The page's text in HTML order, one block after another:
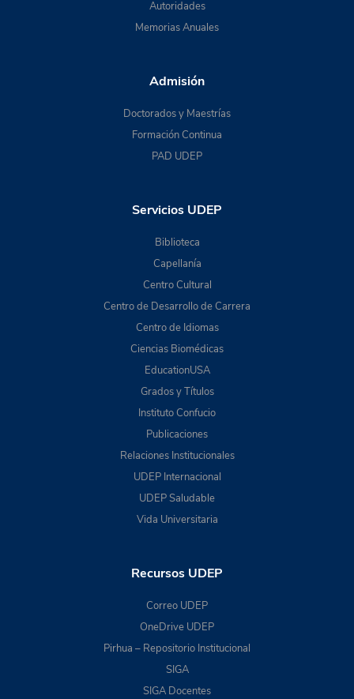
Autoridades
Memorias Anuales
Admisión
Doctorados y Maestrías
Formación Continua
PAD UDEP
Servicios UDEP
Biblioteca
Capellanía
Centro Cultural
Centro de Desarrollo de Carrera
Centro de Idiomas
Ciencias Biomédicas
EducationUSA
Grados y Títulos
Instituto Confucio
Publicaciones
Relaciones Institucionales
UDEP Internacional
UDEP Saludable
Vida Universitaria
Recursos UDEP
Correo UDEP
OneDrive UDEP
Pirhua – Repositorio Institucional
SIGA
SIGA Docentes